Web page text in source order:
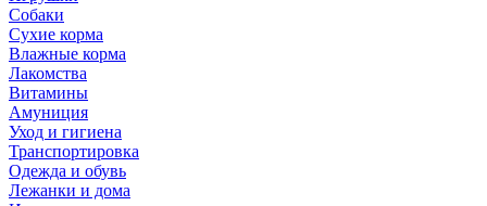
Собаки
Сухие корма
Влажные корма
Лакомства
Витамины
Амуниция
Уход и гигиена
Транспортировка
Одежда и обувь
Лежанки и дома